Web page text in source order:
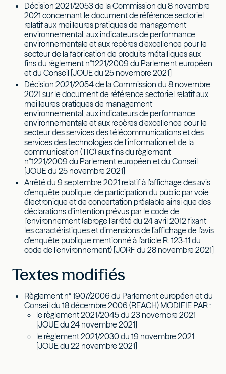
Décision 2021/2053 de la Commission du 8 novembre
2021 concernant le document de référence sectoriel
relatif aux meilleures pratiques de management
environnemental, aux indicateurs de performance
environnementale et aux repères d’excellence pour le
secteur de la fabrication de produits métalliques aux
fins du règlement n°1221/2009 du Parlement européen
et du Conseil [JOUE du 25 novembre 2021]
Décision 2021/2054 de la Commission du 8 novembre
2021 sur le document de référence sectoriel relatif aux
meilleures pratiques de management
environnemental, aux indicateurs de performance
environnementale et aux repères d’excellence pour le
secteur des services des télécommunications et des
services des technologies de l’information et de la
communication (TIC) aux fins du règlement
n°1221/2009 du Parlement européen et du Conseil
[JOUE du 25 novembre 2021]
Arrêté du 9 septembre 2021 relatif à l’affichage des avis
d’enquête publique, de participation du public par voie
électronique et de concertation préalable ainsi que des
déclarations d’intention prévus par le code de
l’environnement (abroge l’arrêté du 24 avril 2012 fixant
les caractéristiques et dimensions de l’affichage de l’avis
d’enquête publique mentionné à l’article R. 123-11 du
code de l’environnement) [JORF du 28 novembre 2021]
Textes modifiés
Règlement n° 1907/2006 du Parlement européen et du
Conseil du 18 décembre 2006 (REACH) MODIFIE PAR :
le règlement 2021/2045 du 23 novembre 2021
[JOUE du 24 novembre 2021]
le règlement 2021/2030 du 19 novembre 2021
[JOUE du 22 novembre 2021]